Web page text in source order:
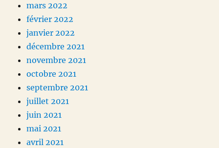
mars 2022
février 2022
janvier 2022
décembre 2021
novembre 2021
octobre 2021
septembre 2021
juillet 2021
juin 2021
mai 2021
avril 2021